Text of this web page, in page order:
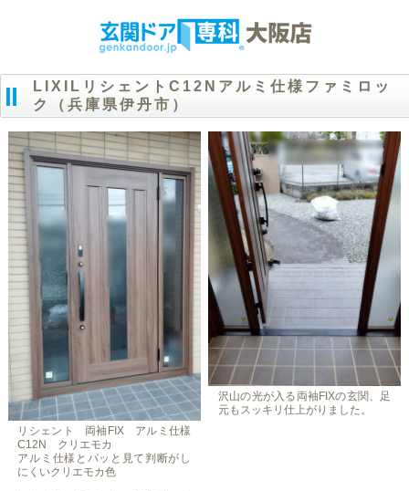
LIXILリシェントC12Nアルミ仕様ファミロッ
ク（兵庫県伊丹市）
リシェント 両袖FIX アルミ仕様
C12N クリエモカ
アルミ仕様とパッと見て判断がし
にくいクリエモカ色
沢山の光が入る両袖FIXの玄関、足
元もスッキリ仕上がりました。